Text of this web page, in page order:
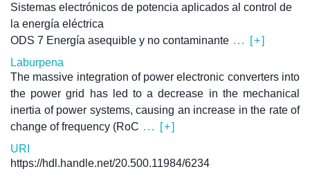
Sistemas electrónicos de potencia aplicados al control de
la energía eléctrica
ODS 7 Energía asequible y no contaminante ... [+]
Laburpena
The massive integration of power electronic converters into
the power grid has led to a decrease in the mechanical
inertia of power systems, causing an increase in the rate of
change of frequency (RoC ... [+]
URI
https://hdl.handle.net/20.500.11984/6234